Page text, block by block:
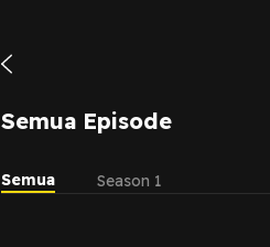
Semua Episode
Semua Season 1